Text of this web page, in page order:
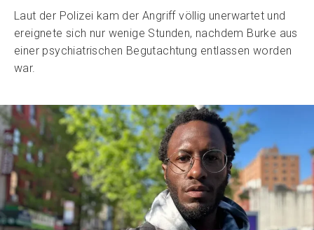
Laut der Polizei kam der Angriff völlig unerwartet und
ereignete sich nur wenige Stunden, nachdem Burke aus
einer psychiatrischen Begutachtung entlassen worden
war.